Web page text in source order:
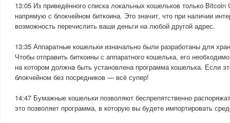
13:05 Из приведённого списка локальных кошельков только Bitcoin
напрямую с блокчейном биткоина. Это значит, что при наличии
возможность перечислить ваши деньги на любой другой адрес.
13:35 Аппаратные кошельки изначально были разработаны для
Чтобы отправить биткоины с аппаратного кошелька, его
на котором должна быть установлена программа кошелька. Если
блокчейном без посредников — всё супер!
14:47 Бумажные кошельки позволяют беспрепятственно
это позволяет программа, в которую вы будете импортировать